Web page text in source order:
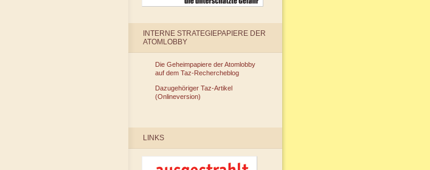
INTERNE STRATEGIEPAPIERE DER
ATOMLOBBY
Die Geheimpapiere der Atomlobby
auf dem Taz-Rechercheblog
Dazugehöriger Taz-Artikel
(Onlineversion)
LINKS